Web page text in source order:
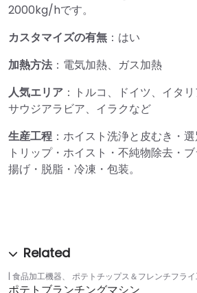
2000kg/hです。
カスタマイズの有無 ：はい
加熱方法 ：電気加熱、ガス加熱
人気エリア ：トルコ、ドイツ、イタ
サウジアラビア、イラクなど
生産工程：ホイスト洗浄と皮むき・
トリップ・ホイスト・不純物除去・
揚げ・脱脂・冷凍・包装。
食品加工機器、 ポテトチップス＆フレンチフラ
ポテトブランチングマシン